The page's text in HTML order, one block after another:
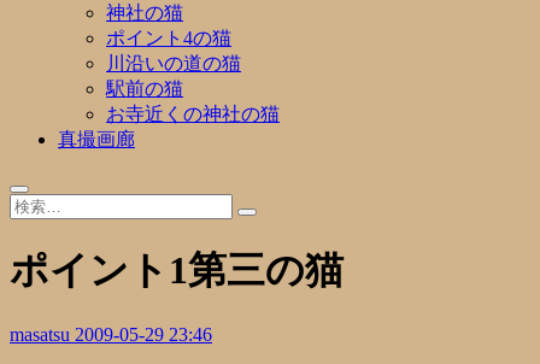
神社の猫
ポイント4の猫
川沿いの道の猫
駅前の猫
お寺近くの神社の猫
真撮画廊
ポイント1第三の猫
masatsu 2009-05-29 23:46